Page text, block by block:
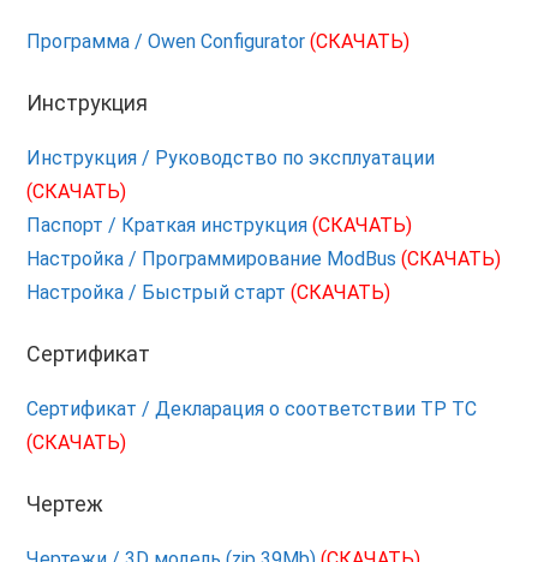
Программа / Owen Configurator (СКАЧАТЬ)
Инструкция
Инструкция / Руководство по эксплуатации
(СКАЧАТЬ)
Паспорт / Краткая инструкция(СКАЧАТЬ)
Настройка / Программирование ModBus(СКАЧАТЬ)
Настройка / Быстрый старт(СКАЧАТЬ)
Сертификат
Сертификат / Декларация о соответствии ТР ТС
(СКАЧАТЬ)
Чертеж